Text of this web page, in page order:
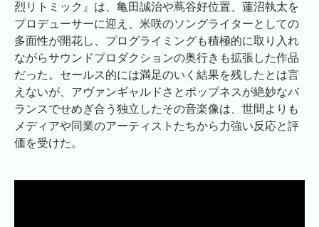
烈リトミック』は、亀田誠治や蔦谷好位置、蓮沼執太を
プロデューサーに迎え、米咲のソングライターとしての
多面性が開花し、プログライミングも積極的に取り入れ
ながらサウンドプロダクションの奥行きも拡張した作品
だった。セールス的には満足のいく結果を残したとは言
えないが、アヴァンギャルドさとポップネスが絶妙なバ
ランスでせめぎ合う独立したその音楽像は、世間よりも
メディアや同業のアーティストたちから力強い反応と評
価を受けた。